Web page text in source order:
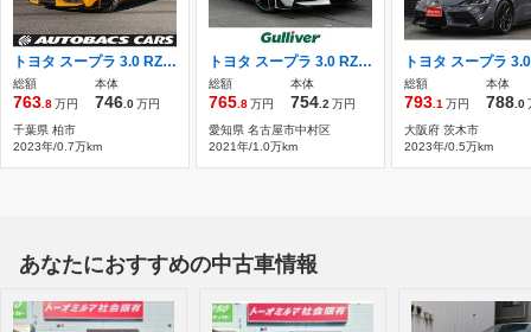
トヨタ スープラ 3.0 RZ ワンオーナー・純正ナビフルセグTV・バック
総額
763 .8万円
本体
746 .0万円
千葉県 柏市
2023年/0.7万km
トヨタ スープラ 3.0 RZ ワンオーナー/純正ナビ/バックモニター/社
総額
765 .8万円
本体
754 .2 万円
愛知県 名古屋市中村区
2021年/1.0万km
総額
793 .1 万円
本体
788 .0
大阪府 茨木市
2023年/0.5万km
あなたにおすすめの中古車情報